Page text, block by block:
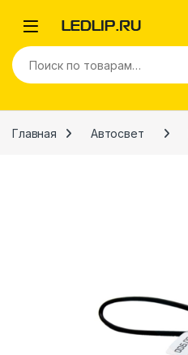
Искать:
Главная Автосвет